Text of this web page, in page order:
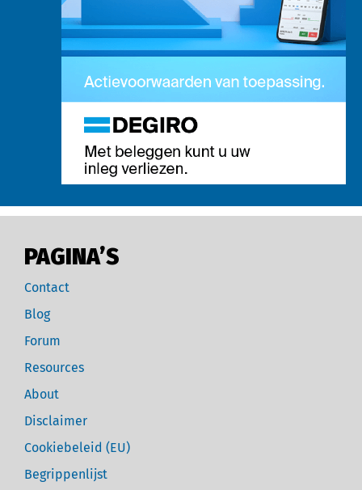
PAGINA’S
Contact
Blog
Forum
Resources
About
Disclaimer
Cookiebeleid (EU)
Begrippenlijst